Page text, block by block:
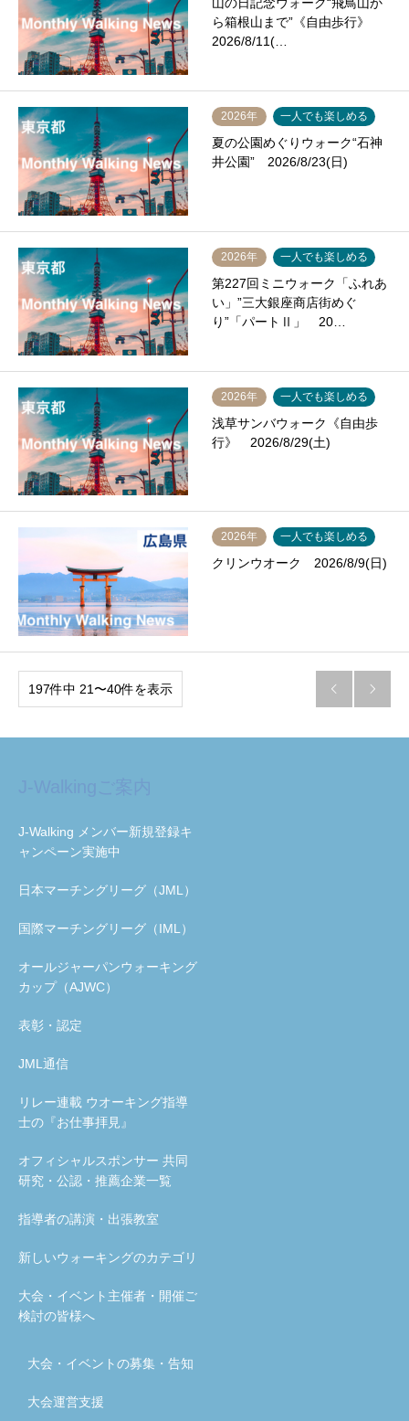
ら箱根山まで”《自由歩行》
2026/8/11(…
2026年 一人でも楽しめる
夏の公園めぐりウォーク“石神
井公園” 2026/8/23(日)
2026年 一人でも楽しめる
第227回ミニウォーク「ふれあ
い」”三大銀座商店街めぐ
り”「パートⅡ」 20…
2026年 一人でも楽しめる
浅草サンバウォーク《自由歩
行》 2026/8/29(土)
2026年 一人でも楽しめる
クリンウオーク 2026/8/9(日)
197件中 21〜40件を表示  
J-Walking メンバー新規登録キ
ャンペーン実施中
日本マーチングリーグ（JML）
国際マーチングリーグ（IML）
オールジャーパンウォーキング
カップ（AJWC）
表彰・認定
JML通信
リレー連載 ウオーキング指導
士の『お仕事拝見』
オフィシャルスポンサー 共同
研究・公認・推薦企業一覧
指導者の講演・出張教室
新しいウォーキングのカテゴリ
大会・イベント主催者・開催ご
検討の皆様へ
大会・イベントの募集・告知
大会運営支援